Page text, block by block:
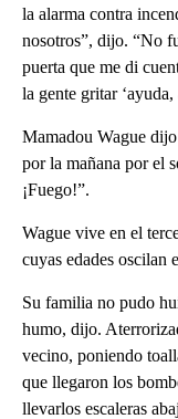
la alarma contra
nosotros”, dijo. “No
puerta que me di
la gente gritar
Mamadou Wague
por la mañana por el
¡Fuego!”.
Wague vive en el
cuyas edades oscilan
Su familia no pudo
humo, dijo.
vecino, poniendo
que llegaron los
llevarlos escaleras